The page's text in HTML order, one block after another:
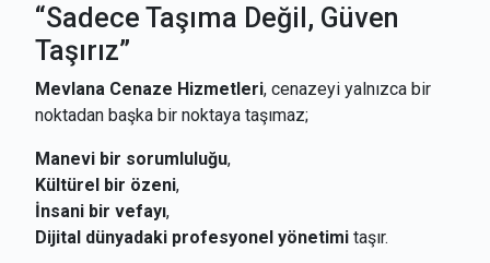
“Sadece Taşıma Değil, Güven
Taşırız”
Mevlana Cenaze Hizmetleri, cenazeyi yalnızca bir
noktadan başka bir noktaya taşımaz;
Manevi bir sorumluluğu,
Kültürel bir özeni,
İnsani bir vefayı,
Dijital dünyadaki profesyonel yönetimi taşır.